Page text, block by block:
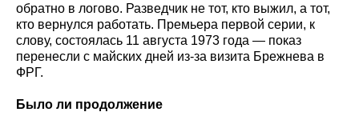
обратно в логово. Разведчик не тот, кто выжил, а тот,
кто вернулся работать. Премьера первой серии, к
слову, состоялась 11 августа 1973 года — показ
перенесли с майских дней из-за визита Брежнева в
ФРГ.
Было ли продолжение